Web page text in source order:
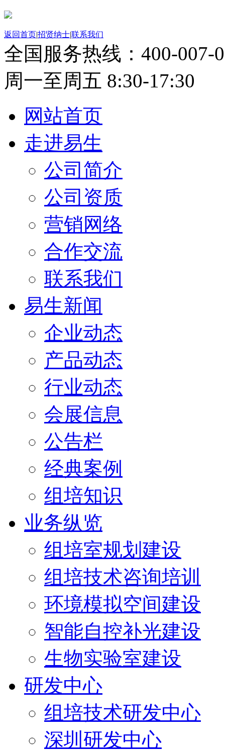
返回首页|招贤纳士|联系我们
全国服务热线： 400-007-
周一至周五 8:30-17:30
网站首页
走进易生
公司简介
公司资质
营销网络
合作交流
联系我们
易生新闻
企业动态
产品动态
行业动态
会展信息
公告栏
经典案例
组培知识
业务纵览
组培室规划建设
组培技术咨询培训
环境模拟空间建设
智能自控补光建设
生物实验室建设
研发中心
组培技术研发中心
深圳研发中心